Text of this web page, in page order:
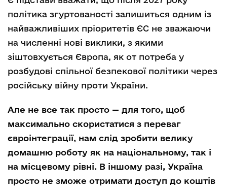
політика згуртованості залишиться одним із
найважливіших пріоритетів ЄС не зважаючи
на численні нові виклики, з якими
зіштовхується Європа, як от потреба у
розбудові спільної безпекової політики через
російську війну проти України.
Але не все так просто — для того, щоб
максимально скористатися з переваг
євроінтеграції, нам слід зробити велику
домашню роботу як на національному, так і
на місцевому рівні. В іншому разі, Україна
просто не зможе отримати доступ до коштів